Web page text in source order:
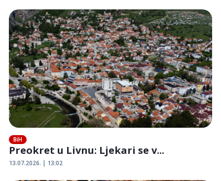
BiH
Preokret u Livnu: Ljekari se v...
13.07.2026. | 13:02